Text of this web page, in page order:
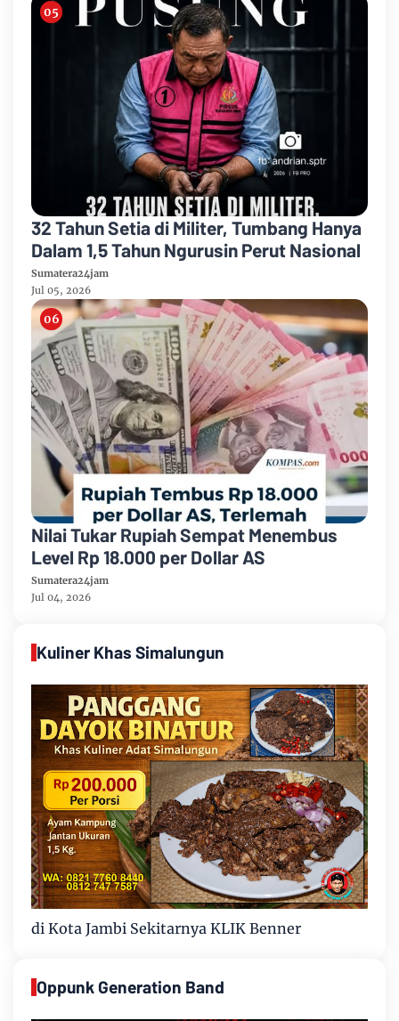
32 Tahun Setia di Militer, Tumbang Hanya
Dalam 1,5 Tahun Ngurusin Perut Nasional
Sumatera24jam
Jul 05, 2026
Nilai Tukar Rupiah Sempat Menembus
Level Rp 18.000 per Dollar AS
Sumatera24jam
Jul 04, 2026
Kuliner Khas Simalungun
di Kota Jambi Sekitarnya KLIK Benner
Oppunk Generation Band